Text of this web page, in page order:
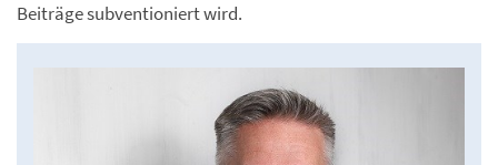
Beiträge subventioniert wird.